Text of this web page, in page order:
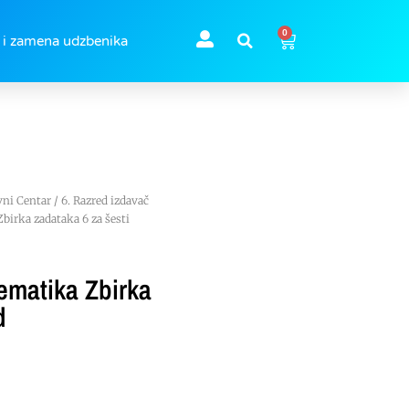
zamena udzbenika
0
Centar/ 6. Razred izdavač
zadataka 6 za šesti
Zbirka